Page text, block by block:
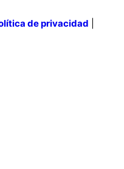
de privacidad